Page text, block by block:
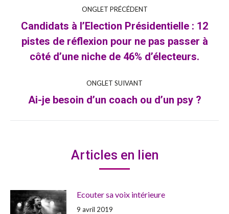
Navigation
de
commentaire
ONGLET PRÉCÉDENT
Onglet
précédent
Candidats à l’Election Présidentielle : 12
pistes de réflexion pour ne pas passer à
côté d’une niche de 46% d’électeurs.
ONGLET SUIVANT
Onglet
Ai-je besoin d’un coach ou d’un psy ?
Articles en lien
Ecouter sa voix intérieure
9 avril 2019